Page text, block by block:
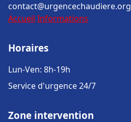
contact@urgencechaudiere.org
Accueil Informations
Horaires
Lun-Ven: 8h-19h
Service d'urgence 24/7
Zone intervention